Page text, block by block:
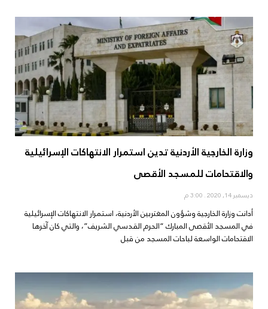
وزارة الخارجية الأردنية تدين استمرار الانتهاكات الإسرائيلية
والاقتحامات للمسجد الأقصى
ديسمبر 14, 2020
أدانت وزارة الخارجية وشؤون المغتربين الأردنية، استمرار الانتهاكات الإسرائيلية
في المسجد الأقصى المبارك “الحرم القدسي الشريف”، والتي كان آخرها
الاقتحامات الواسعة لباحات المسجد من قبل